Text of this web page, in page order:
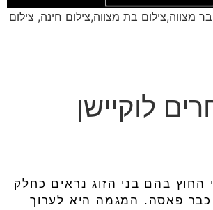
מצווה,צילום בת מצווה,צילום חינה, צילום
לוקיישן
החוץ בהם בני הזוג נראים כחלק
כבר פאסה. המגמה היא לערוך